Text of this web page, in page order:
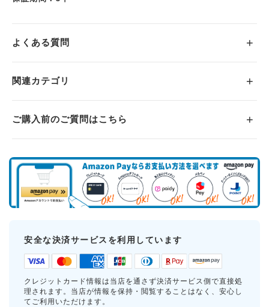
よくある質問
関連カテゴリ
ご購入前のご質問はこちら
安全な決済サービスを利用しています
クレジットカード情報は当店を通さず決済サービス側で直接処
理されます。当店が情報を保持・閲覧することはなく、安心し
てご利用いただけます。